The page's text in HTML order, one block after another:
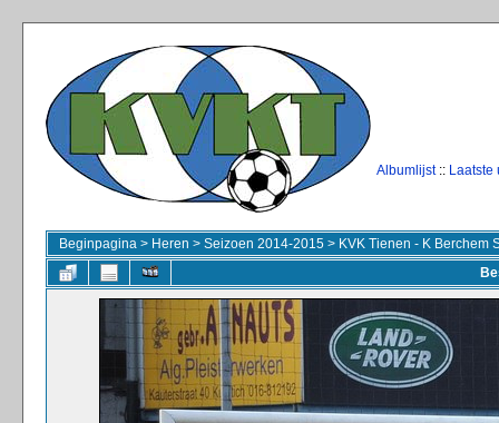
Albumlijst:: Laatste
Beginpagina > Heren > Seizoen 2014-2015 > KVK Tienen - K Berchem